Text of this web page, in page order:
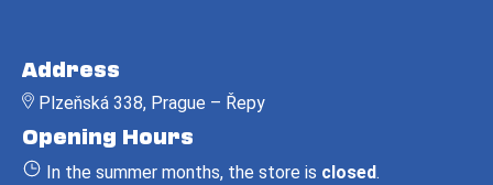
Address
Plzeňská 338, Prague – Řepy
Opening Hours
In the summer months, the store is closed.